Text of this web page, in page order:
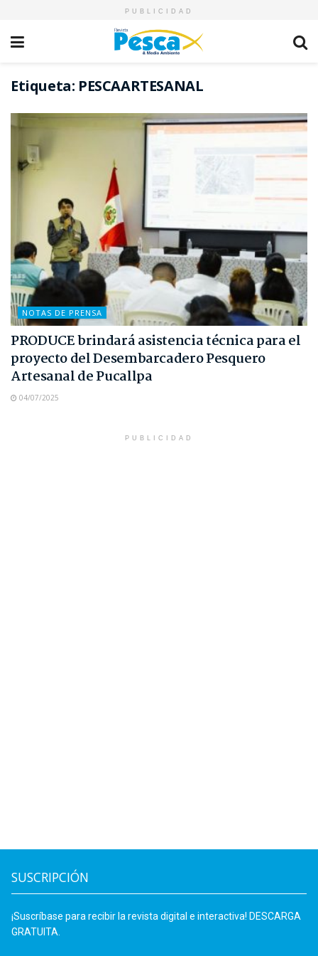
PUBLICIDAD
Etiqueta: PESCAARTESANAL
NOTAS DE PRENSA
PRODUCE brindará asistencia técnica para el
proyecto del Desembarcadero Pesquero
Artesanal de Pucallpa
04/07/2025
PUBLICIDAD
SUSCRIPCIÓN
¡Suscríbase para recibir la revista digital e interactiva! DESCARGA
GRATUITA.